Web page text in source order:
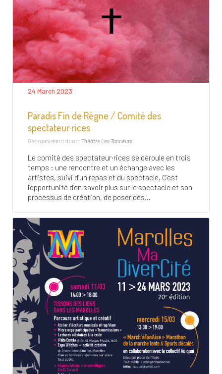
24 March 2023
Paradis Fin de Règne / Comité des
spectateur·rices
Georganiseerd door : Théâtre Les Tanneurs
Le comité des spectateur·rices se déroule en trois
temps : une rencontre et un échange avec les
artistes, suivi d’un repas et du spectacle. C’est
l’opportunité d’en savoir plus sur le spectacle et son
processus de création, de poser des...